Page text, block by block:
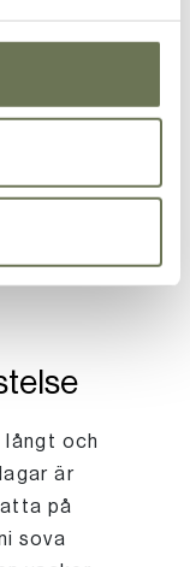
mat
någon
vi
långt och
är
på
sova